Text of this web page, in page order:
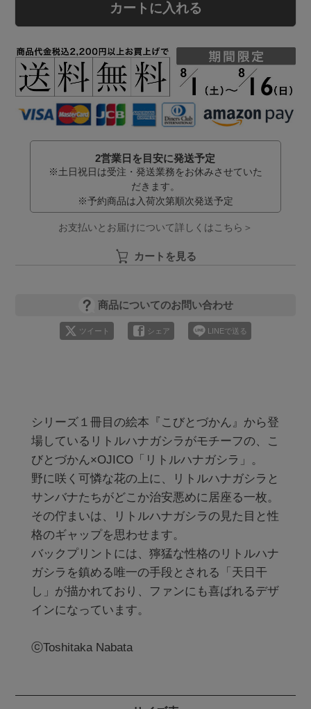
カートに入れる
2営業日を目安に発送予定
※土日祝日は受注・発送業務をお休みさせていた
だきます。
※予約商品は入荷次第順次発送予定
お支払いとお届けについて詳しくはこちら＞
カートを見る
商品についてのお問い合わせ
ツイート シェア LINEで送る
シリーズ１冊目の絵本『こびとづかん』から登
場しているリトルハナガシラがモチーフの、こ
びとづかん×OJICO「リトルハナガシラ」。
野に咲く可憐な花の上に、リトルハナガシラと
サンバナたちがどこか治安悪めに居座る一枚。
その佇まいは、リトルハナガシラの見た目と性
格のギャップを思わせます。
バックプリントには、獰猛な性格のリトルハナ
ガシラを鎮める唯一の手段とされる「天日干
し」が描かれており、ファンにも喜ばれるデザ
インになっています。
ⓒToshitaka Nabata